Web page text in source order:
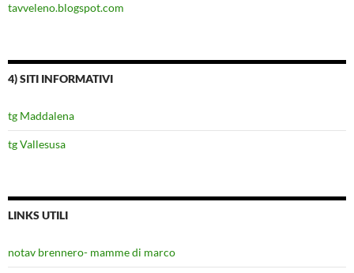
tavveleno.blogspot.com
4) SITI INFORMATIVI
tg Maddalena
tg Vallesusa
LINKS UTILI
notav brennero- mamme di marco